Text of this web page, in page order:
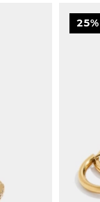
25%